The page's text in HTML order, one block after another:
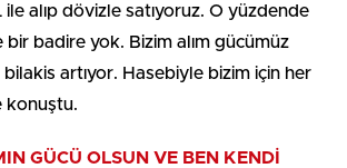
ile alıp dövizle satıyoruz. O yüzdende
bir badire yok. Bizim alım gücümüz
artıyor. Hasebiyle bizim için her
konuştu.
GÜCÜ OLSUN VE BEN KENDİ